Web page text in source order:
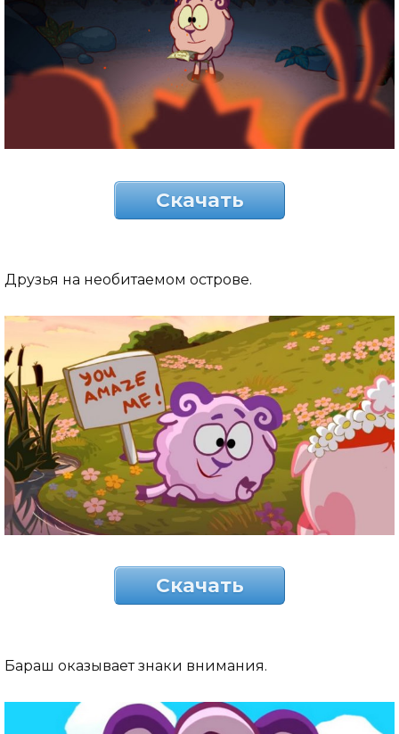
Скачать
Друзья на необитаемом острове.
Скачать
Бараш оказывает знаки внимания.